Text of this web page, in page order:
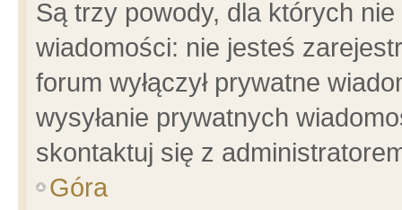
Są trzy powody, dla których
wiadomości: nie jesteś
forum wyłączył prywatne
wysyłanie prywatnych
skontaktuj się z
Góra